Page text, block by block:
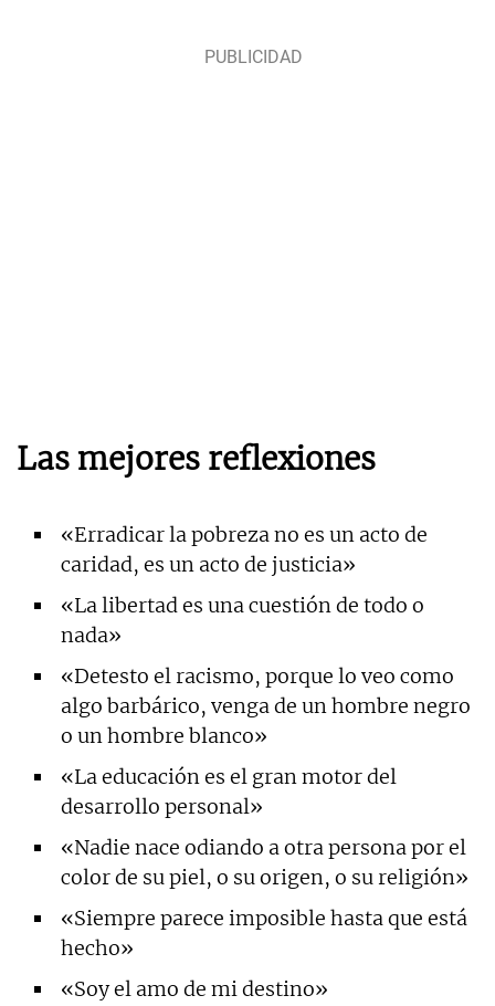
Las mejores reflexiones
«Erradicar la pobreza no es un acto de
caridad, es un acto de justicia»
«La libertad es una cuestión de todo o
nada»
«Detesto el racismo, porque lo veo como
algo barbárico, venga de un hombre negro
o un hombre blanco»
«La educación es el gran motor del
desarrollo personal»
«Nadie nace odiando a otra persona por el
color de su piel, o su origen, o su religión»
«Siempre parece imposible hasta que está
hecho»
«Soy el amo de mi destino»